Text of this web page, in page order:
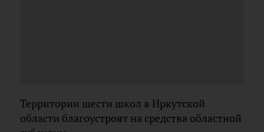
Территории шести школ в Иркутской
области благоустроят на средства областной